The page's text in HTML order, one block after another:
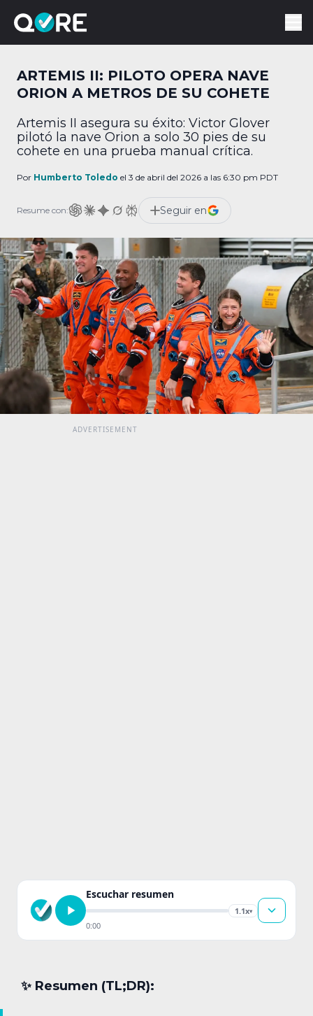
ARTEMIS II: PILOTO OPERA NAVE
ORION A METROS DE SU COHETE
Artemis II asegura su éxito: Victor Glover
pilotó la nave Orion a solo 30 pies de su
cohete en una prueba manual crítica.
Por Humberto Toledo el 3 de abril del 2026 a las 6:30 pm PDT
Resume con: Seguir en
Escuchar resumen
1.1x▾
0:00
✨︎ Resumen (TL;DR):